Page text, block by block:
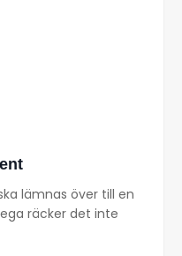
lämnas över till en
räcker det inte